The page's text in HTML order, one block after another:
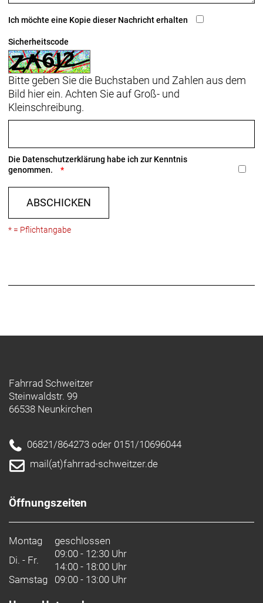
Ich möchte eine Kopie dieser Nachricht erhalten
Sicherheitscode
Bitte geben Sie die Buchstaben und Zahlen aus dem
Bild hier ein. Achten Sie auf Groß- und
Kleinschreibung.
Die Datenschutzerklärung habe ich zur Kenntnis
genommen.
ABSCHICKEN
* = Pflichtangabe
Fahrrad Schweitzer
Steinwaldstr. 99
66538 Neunkirchen
06821/864273 oder 0151/10696044
mail(at)fahrrad-schweitzer.de
Öffnungszeiten
Montag
geschlossen
Di. - Fr.
09:00 - 12:30 Uhr
14:00 - 18:00 Uhr
Samstag 09:00 - 13:00 Uhr